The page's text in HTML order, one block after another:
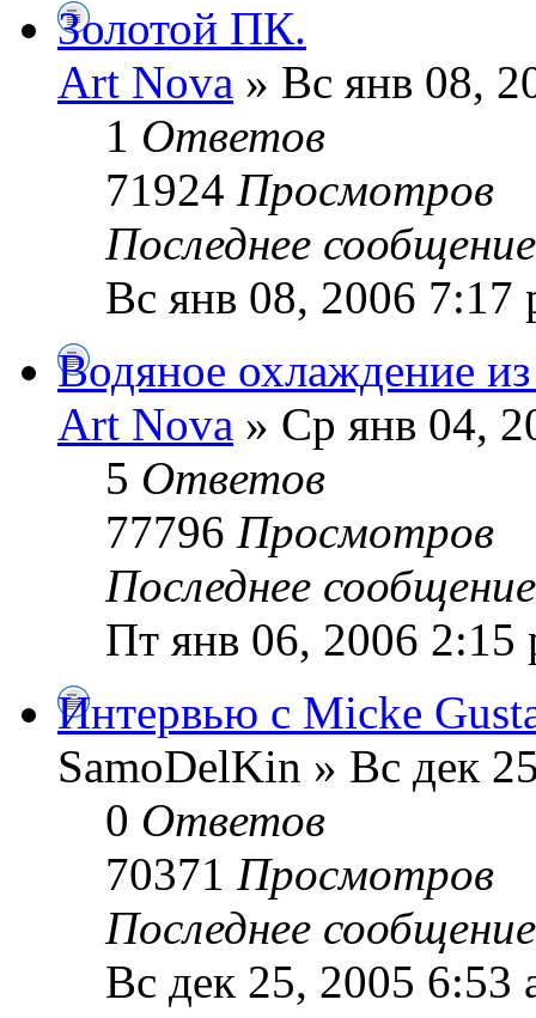
Золотой ПК.
Art Nova » Вс янв 08,
1 Ответов
71924 Просмотров
Последнее
Вс янв 08, 2006 7:17
Водяное охлаждение
Art Nova » Ср янв 04,
5 Ответов
77796 Просмотров
Последнее
Пт янв 06, 2006 2:15
Интервью с Micke
SamoDelKin » Вс дек
0 Ответов
70371 Просмотров
Последнее
Вс дек 25, 2005 6:53